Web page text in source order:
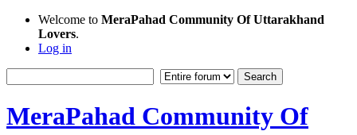
Welcome to MeraPahad Community Of Uttarakhand
Lovers.
Log in
MeraPahad Community Of